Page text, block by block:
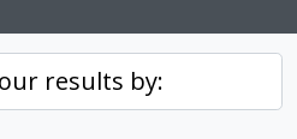
results by: